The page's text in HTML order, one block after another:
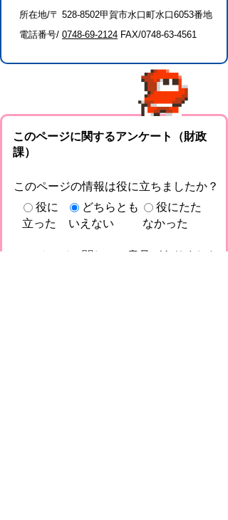
所在地/〒 528-8502甲賀市水口町水口6053番地
電話番号/ 0748-69-2124 FAX/0748-63-4561
このページに関するアンケート（財政
課）
このページの情報は役に立ちましたか？
役に
立った
どちらとも
いえない
役にたた
なかった
このページに関してご意見がありました